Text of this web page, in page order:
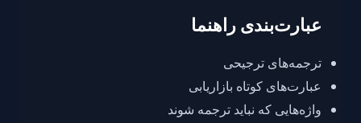
عبارت‌بندی راهنما
ترجمه‌های ترجیحی
عبارت‌های کوتاه بازاریابی
واژه‌هایی که نباید ترجمه شوند